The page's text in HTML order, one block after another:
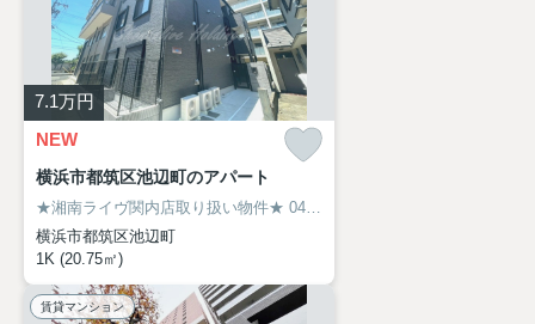
7.1万円
NEW
横浜市都筑区池辺町のアパート
★湘南ライヴ関内店取り扱い物件★ 045-319-6094
横浜市都筑区池辺町
1K (20.75㎡)
賃貸マンション